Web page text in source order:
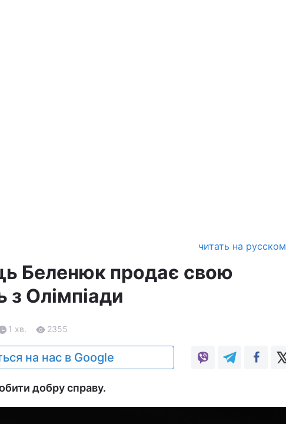
читать на русском
Беленюк продає свою
з Олімпіади
1 хв. 2355
на нас в Google
добру справу.